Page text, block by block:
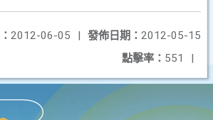
發佈日期： 2012-05-15
2012-06-05
|
點擊率： 551 |